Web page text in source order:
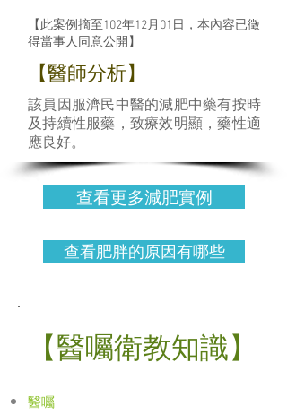
【此案例摘至102年12月01日，本內容已徵
得當事人同意公開】
​【醫師分析】
該員因服濟民中醫的減肥中藥有按時
及持續性服藥，致療效明顯，藥性適
應良好。
查看更多減肥實例
查看肥胖的原因有哪些
【醫囑衛教知識】
醫囑